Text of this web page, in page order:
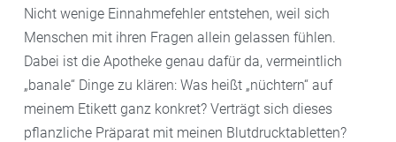
Nicht wenige Einnahmefehler entstehen, weil sich
Menschen mit ihren Fragen allein gelassen fühlen.
Dabei ist die Apotheke genau dafür da, vermeintlich
„banale“ Dinge zu klären: Was heißt „nüchtern“ auf
meinem Etikett ganz konkret? Verträgt sich dieses
pflanzliche Präparat mit meinen Blutdrucktabletten?